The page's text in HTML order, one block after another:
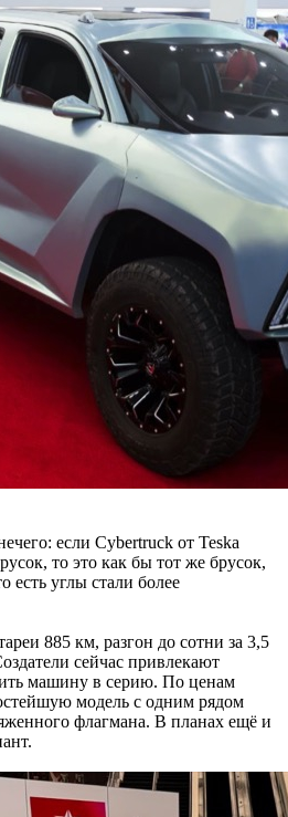
если Cybertruck от Teska
то это как бы тот же брусок,
есть углы стали более
885 км, разгон до сотни за 3,5
сейчас привлекают
машину в серию. По ценам
модель с одним рядом
флагмана. В планах ещё и